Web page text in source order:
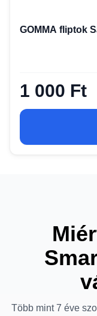
GOMMA fliptok
1 000 Ft
Több mint 7 éve